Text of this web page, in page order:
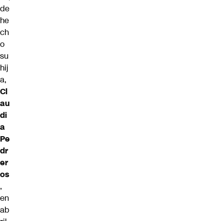
de
he
ch
o
su
hij
a,
Cl
au
di
a
Pe
dr
er
os
,
en
ab